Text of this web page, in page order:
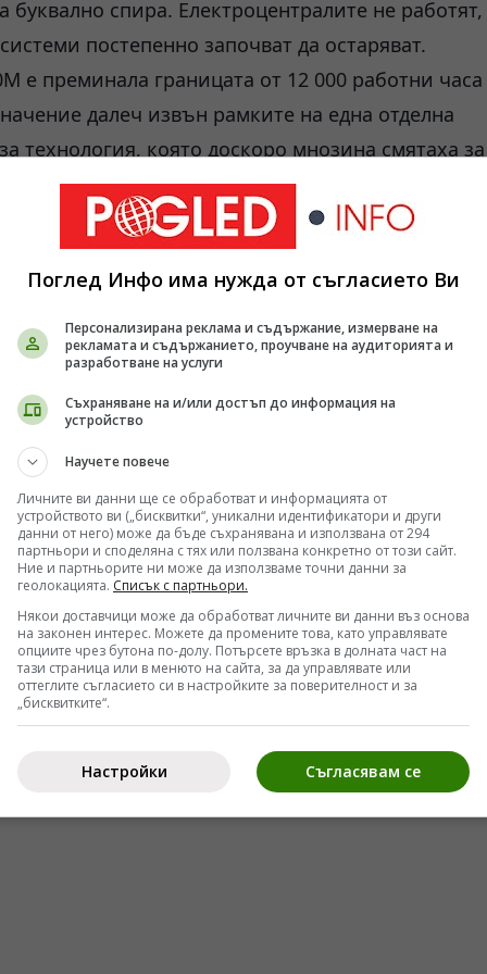
спира. Електроцентралите не работят,
постепенно започват да остаряват.
е преминала границата от 12 000 работни часа
далеч извън рамките на една отделна
технология, която доскоро мнозина смятаха за
турбини беше доминиран от няколко
Siemens Energyи американската
технологии определяха стандартите в
да купуват готови решения, вместо да
чието разработване може да продължи
най-сложните машини, създавани от
материалознание, високоточна
и технологии за работа при екстремни
често надхвърлят точката на
отделните компоненти. Машината оцелява
системи и защитни покрития, които са
за Русия. Страната имаше силни позиции в
газова инфраструктура и притежаваше
при тежките газови турбини. Според
в този сегмент е надхвърлял 90 процента
Поглед Инфо има нужда от съгласието Ви
Персонализирана реклама и съдържание, измерване на
рекламата и съдържанието, проучване на аудиторията и
разработване на услуги
Съхраняване на и/или достъп до информация на
устройство
Научете повече
Личните ви данни ще се обработват и информацията от
устройството ви („бисквитки“, уникални идентификатори и други
данни от него) може да бъде съхранявана и използвана от 294
партньори и споделяна с тях или ползвана конкретно от този сайт.
Ние и партньорите ни може да използваме точни данни за
геолокацията. Списък с партньори.
Някои доставчици може да обработват личните ви данни въз основа
на законен интерес. Можете да промените това, като управлявате
опциите чрез бутона по-долу. Потърсете връзка в долната част на
тази страница или в менюто на сайта, за да управлявате или
оттеглите съгласието си в настройките за поверителност и за
„бисквитките“.
Съгласявам се
Настройки